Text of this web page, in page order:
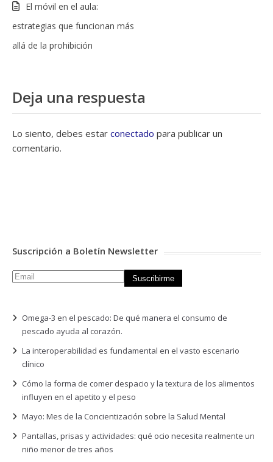
El móvil en el aula:
estrategias que funcionan más
allá de la prohibición
Deja una respuesta
Lo siento, debes estar conectado para publicar un
comentario.
Suscripción a Boletín Newsletter
Omega-3 en el pescado: De qué manera el consumo de
pescado ayuda al corazón.
La interoperabilidad es fundamental en el vasto escenario
clínico
Cómo la forma de comer despacio y la textura de los alimentos
influyen en el apetito y el peso
Mayo: Mes de la Concientización sobre la Salud Mental
Pantallas, prisas y actividades: qué ocio necesita realmente un
niño menor de tres años